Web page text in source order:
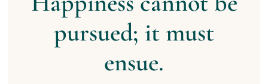
pursued; it must
ensue.